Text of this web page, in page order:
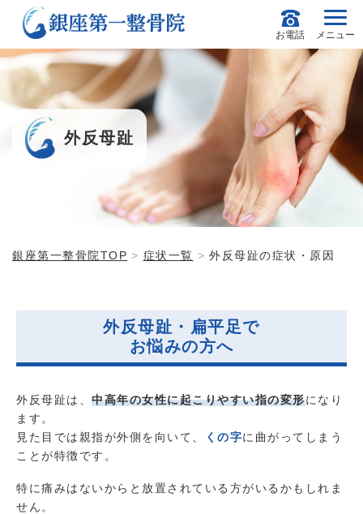
お電話 メニュー
外反母趾
銀座第一整骨院TOP 症状一覧 外反母趾の症状・原因
外反母趾・扁平足で
お悩みの方へ
外反母趾は、 中高年の女性に起こりやすい指の変形になり
ます。
見た目では親指が外側を向いて、
くの字に曲がってしまう
ことが特徴です。
特に痛みはないからと放置されている方がいるかもしれま
せん。